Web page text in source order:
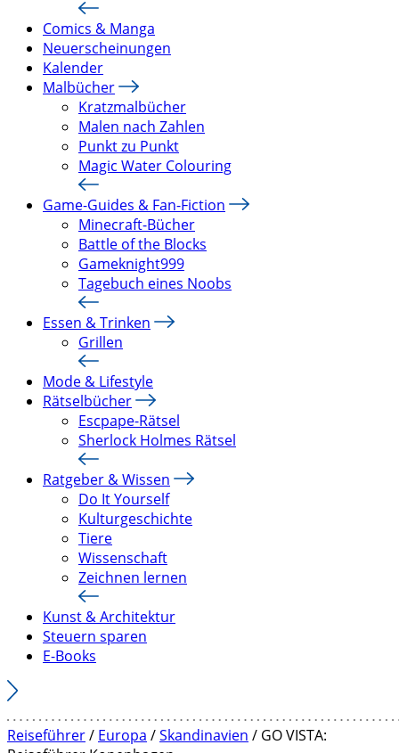
Comics & Manga
Neuerscheinungen
Kalender
Malbücher
Kratzmalbücher
Malen nach Zahlen
Punkt zu Punkt
Magic Water Colouring
Game-Guides & Fan-Fiction
Minecraft-Bücher
Battle of the Blocks
Gameknight999
Tagebuch eines Noobs
Essen & Trinken
Grillen
Mode & Lifestyle
Rätselbücher
Escpape-Rätsel
Sherlock Holmes Rätsel
Ratgeber & Wissen
Do It Yourself
Kulturgeschichte
Tiere
Wissenschaft
Zeichnen lernen
Kunst & Architektur
Steuern sparen
E-Books
Reiseführer/ Europa /Skandinavien / GO VISTA: